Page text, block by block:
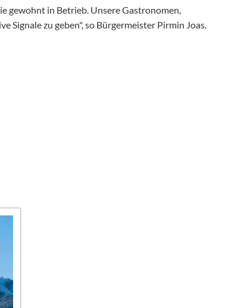
5. "Goldener Oktober" (18.10.2026)
E-Bike & E-Car Ladestationen
Suche
gewohnt in Betrieb. Unsere Gastronomen,
Signale zu geben", so Bürgermeister Pirmin Joas.